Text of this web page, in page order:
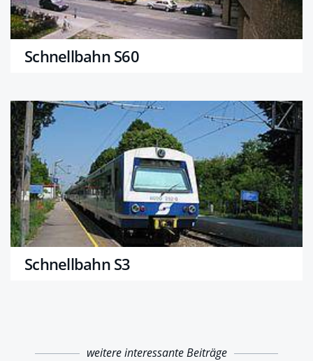
Schnellbahn S60
Schnellbahn S3
weitere interessante Beiträge